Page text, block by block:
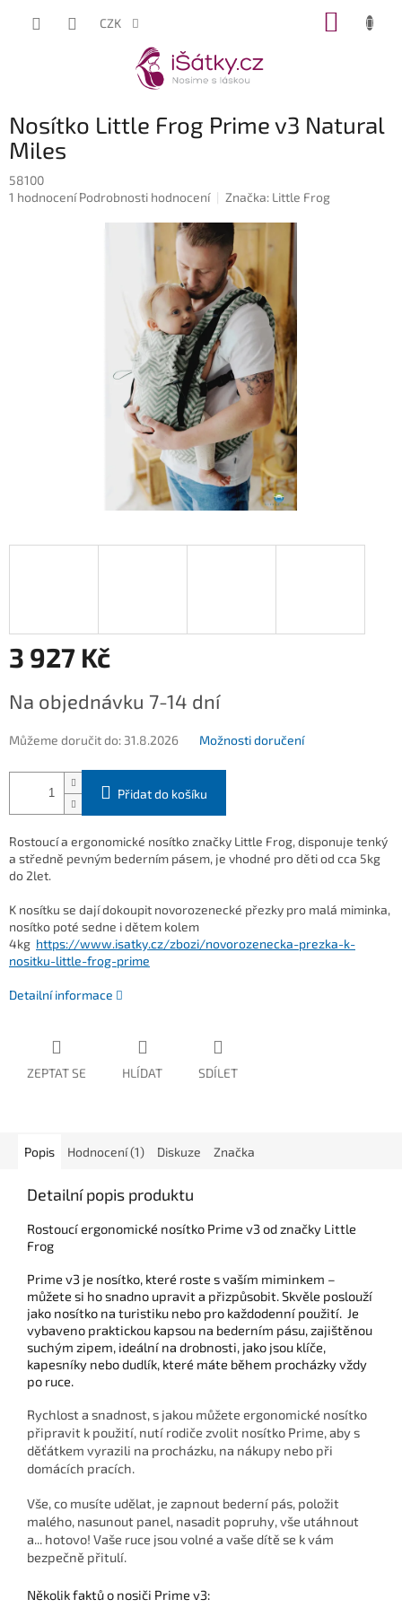
CZK
Nosítko Little Frog Prime v3 Natural
Miles
58100
Průměrné
1 hodnocení Podrobnosti hodnocení Značka: Little Frog
3 927 Kč
cena:
Na objednávku 7-14 dní
Můžeme doručit do: 31.8.2026 Možnosti doručení
Přidat do košíku
Rostoucí a ergonomické nosítko značky Little Frog, disponuje tenký
a středně pevným bederním pásem, je vhodné pro děti od cca 5kg
do 2let.
K nosítku se dají dokoupit novorozenecké přezky pro malá miminka,
nosítko poté sedne i dětem kolem
4kg https://www.isatky.cz/zbozi/novorozenecka-prezka-k-
nositku-little-frog-prime
Detailní informace
ZEPTAT SE HLÍDAT SDÍLET
Popis Hodnocení (1) Diskuze Značka
Detailní popis produktu
Rostoucí ergonomické nosítko Prime v3 od značky Little
Frog
Prime v3 je nosítko, které roste s vaším miminkem –
můžete si ho snadno upravit a přizpůsobit. Skvěle poslouží
jako nosítko na turistiku nebo pro každodenní použití. Je
vybaveno praktickou kapsou na bederním pásu, zajištěnou
suchým zipem, ideální na drobnosti, jako jsou klíče,
kapesníky nebo dudlík, které máte během procházky vždy
po ruce.
Rychlost a snadnost, s jakou můžete ergonomické nosítko
připravit k použití, nutí rodiče zvolit nosítko Prime, aby s
děťátkem vyrazili na procházku, na nákupy nebo při
domácích pracích.
Vše, co musíte udělat, je zapnout bederní pás, položit
malého, nasunout panel, nasadit popruhy, vše utáhnout
a... hotovo! Vaše ruce jsou volné a vaše dítě se k vám
bezpečně přitulí.
Několik faktů o nosiči Prime v3: